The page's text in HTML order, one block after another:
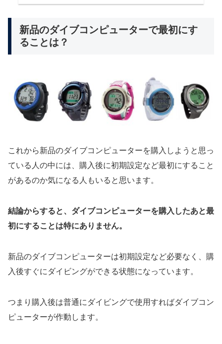
新品のダイブコンピューターで最初にす
ることは？
これから新品のダイブコンピューターを購入しようと思っ
ている人の中には、購入後に初期設定など最初にすること
があるのか気になる人もいると思います。
結論からすると、ダイブコンピューターを購入したあと最
初にすることは特にありません。
新品のダイブコンピューターは初期設定など必要なく、購
入後すぐにダイビングができる状態になっています。
つまり購入後は普通にダイビングで使用すればダイブコン
ピューターが作動します。